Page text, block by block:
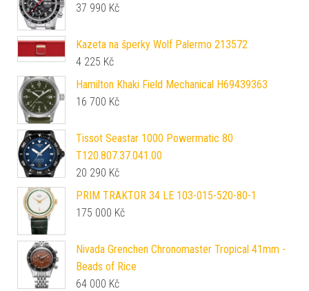
37 990 Kč
Kazeta na šperky Wolf Palermo 213572
4 225 Kč
Hamilton Khaki Field Mechanical H69439363
16 700 Kč
Tissot Seastar 1000 Powermatic 80
T120.807.37.041.00
20 290 Kč
PRIM TRAKTOR 34 LE 103-015-520-80-1
175 000 Kč
Nivada Grenchen Chronomaster Tropical 41mm -
Beads of Rice
64 000 Kč